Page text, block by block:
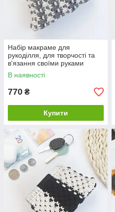
Набір макраме для
рукоділля, для творчості та
в'язання своїми руками
гаманця 15.7х10см колір
сірий з білим
В наявності
770 ₴
Купити